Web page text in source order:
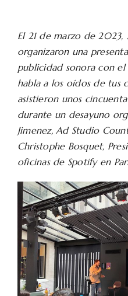
El 21 de marzo de 2023,
organizaron una
publicidad sonora con el
habla a los oídos de tus
asistieron unos
durante un desayuno
Jimenez, Ad Studio
Christophe Bosquet,
oficinas de Spotify en